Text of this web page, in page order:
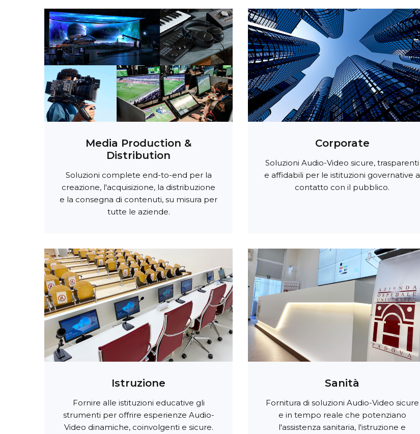
Media Production &
Distribution
Soluzioni complete end-to-end per la
creazione, l'acquisizione, la distribuzione
e la consegna di contenuti, su misura per
tutte le aziende.
Corporate
Soluzioni Audio-Video sicure, trasparenti
e affidabili per le istituzioni governative a
contatto con il pubblico.
Istruzione
Fornire alle istituzioni educative gli
strumenti per offrire esperienze Audio-
Video dinamiche, coinvolgenti e sicure.
Sanità
Fornitura di soluzioni Audio-Video sicure
e in tempo reale che potenziano
l'assistenza sanitaria, l'istruzione e